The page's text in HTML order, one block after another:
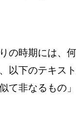
の時期には、
以下のテキス
て非なるもの